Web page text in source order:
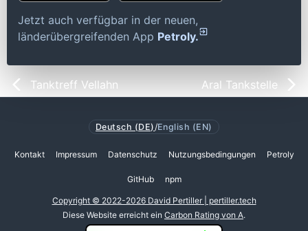
Jetzt auch verfügbar in der neuen,
länderübergreifenden App Petroly.
Tanktreff Vellahn Aral Tankstelle
Deutsch (DE) /English (EN)
Kontakt Impressum Datenschutz Nutzungsbedingungen Petroly
GitHub npm
Copyright © 2022-2026 David Pertiller | pertiller.tech
Diese Website erreicht ein Carbon Rating von A.